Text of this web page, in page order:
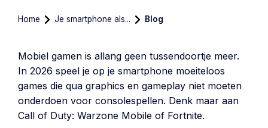
Home Je smartphone als... Blog
Mobiel gamen is allang geen tussendoortje meer.
In 2026 speel je op je smartphone moeiteloos
games die qua graphics en gameplay niet moeten
onderdoen voor consolespellen. Denk maar aan
Call of Duty: Warzone Mobile of Fortnite.